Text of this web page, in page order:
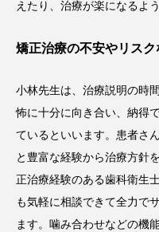
えたり、治療が楽になるよ
矯正治療の不安やリス
小林先生は、治療説明の時
怖に十分に向き合い、納得
ているといいます。患者さ
と豊富な経験から治療方針
正治療経験のある歯科衛生
も気軽に相談できて全力で
ます。噛み合わせなどの機